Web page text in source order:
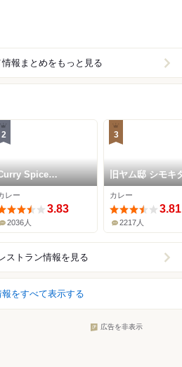
報まとめをもっと見る
2
Spice
KALPASI
レー
3.83
2036人
3
旧ヤム邸 シモ
カレー
3.81
2217人
ストラン情報を見る
報をすべて表示する
広告を非表示